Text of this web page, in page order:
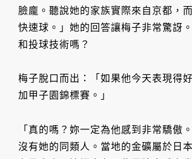
臉龐。聽說她的家族實際來自京都，
快速球。」她的回答讓梅子非常驚訝
和投球技術嗎？
梅子脫口而出：「如果他今天表現得
加甲子園錦標賽。」
「真的嗎？妳一定為他感到非常驕傲
沒有她的同類人。當地的金礦屬於日